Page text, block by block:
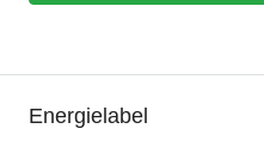
Energielabel